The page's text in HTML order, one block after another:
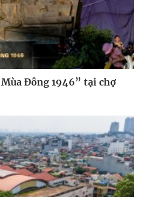
Đông 1946” tại chợ